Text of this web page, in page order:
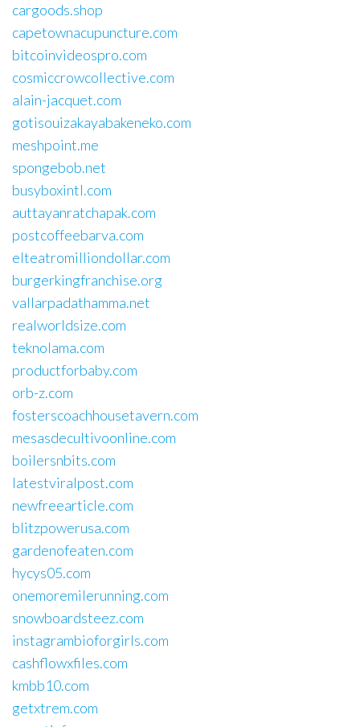
cargoods.shop
capetownacupuncture.com
bitcoinvideospro.com
cosmiccrowcollective.com
alain-jacquet.com
gotisouizakayabakeneko.com
meshpoint.me
spongebob.net
busyboxintl.com
auttayanratchapak.com
postcoffeebarva.com
elteatromilliondollar.com
burgerkingfranchise.org
vallarpadathamma.net
realworldsize.com
teknolama.com
productforbaby.com
orb-z.com
fosterscoachhousetavern.com
mesasdecultivoonline.com
boilersnbits.com
latestviralpost.com
newfreearticle.com
blitzpowerusa.com
gardenofeaten.com
hycys05.com
onemoremilerunning.com
snowboardsteez.com
instagrambioforgirls.com
cashflowxfiles.com
kmbb10.com
getxtrem.com